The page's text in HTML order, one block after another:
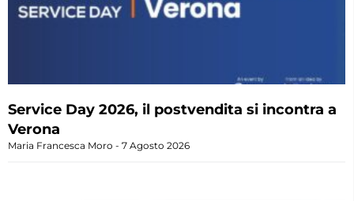
Service Day 2026, il postvendita si incontra a
Verona
Maria Francesca Moro 7 Agosto 2026